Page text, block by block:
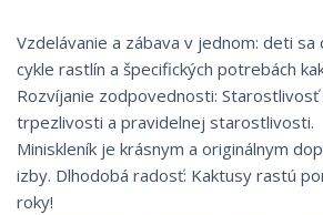
Vzdelávanie a zábava v jednom: deti
cykle rastlín a špecifických potrebách
Rozvíjanie zodpovednosti:
trpezlivosti a pravidelnej starostlivosti.
Miniskleník je krásnym a originálnym
izby. Dlhodobá radosť: Kaktusy rastú
roky!